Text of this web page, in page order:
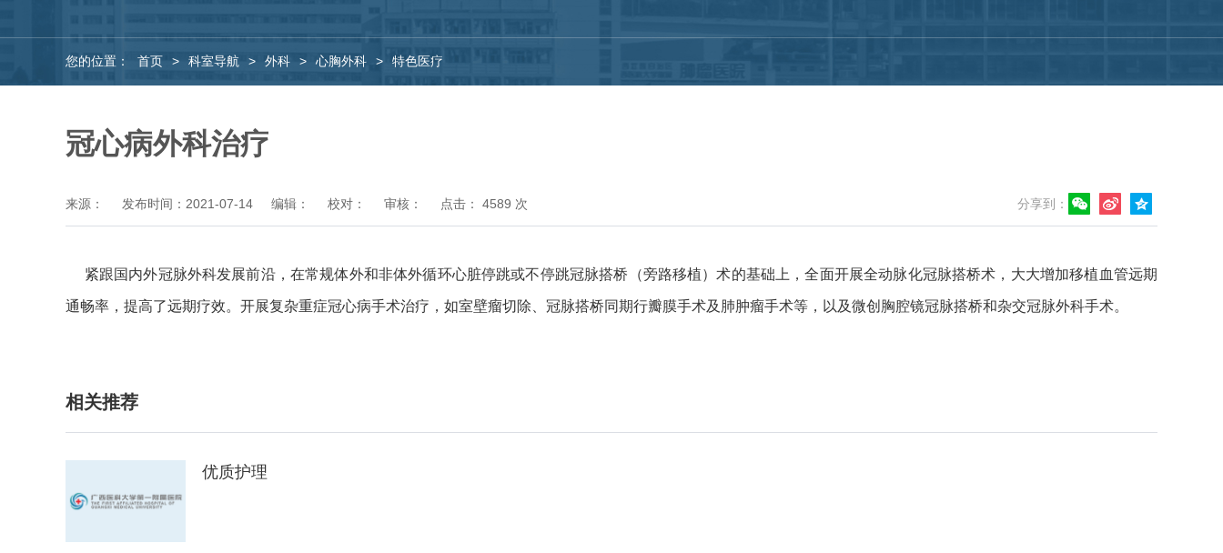
您的位置： 首页 > 科室导航 > 外科 > 心胸外科 > 特色医疗
冠心病外科治疗
来源： 发布时间：2021-07-14 编辑： 校对： 审核： 点击： 4589 次 分享到：
紧跟国内外冠脉外科发展前沿，在常规体外和非体外循环心脏停跳或不停跳冠脉搭桥（旁路移植）术的基础上，全面开展全动脉化冠脉搭桥术，大大增加移植血管远期
通畅率，提高了远期疗效。开展复杂重症冠心病手术治疗，如室壁瘤切除、冠脉搭桥同期行瓣膜手术及肺肿瘤手术等，以及微创胸腔镜冠脉搭桥和杂交冠脉外科手术。
相关推荐
优质护理